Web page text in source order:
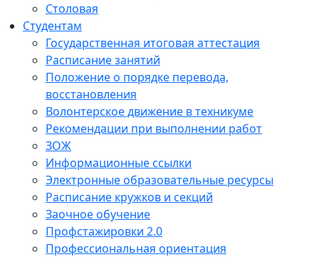
Столовая
Студентам
Государственная итоговая аттестация
Расписание занятий
Положение о порядке перевода,
восстановления
Волонтерское движение в техникуме
Рекомендации при выполнении работ
ЗОЖ
Информационные ссылки
Электронные образовательные ресурсы
Расписание кружков и секций
Заочное обучение
Профстажировки 2.0
Профессиональная ориентация